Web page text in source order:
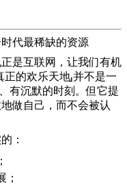
代最稀缺的资源
是互联网，让我们有机
的欢乐天地」并不是一
有沉默的时刻。但它提
做自己，而不会被认
：
；